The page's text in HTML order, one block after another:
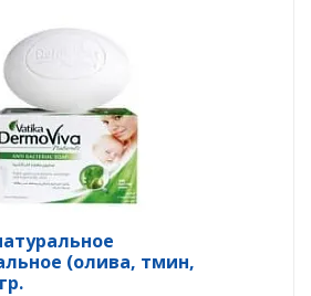
(олива, тмин,